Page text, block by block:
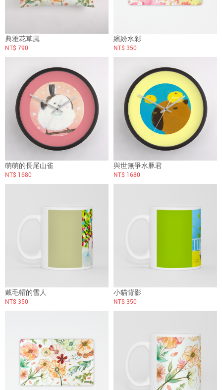
典雅花草風
NT$ 790
繽紛水彩
NT$ 350
萌萌的長尾山雀
NT$ 1680
與世無爭水豚君
NT$ 1680
戴毛帽的雪人
NT$ 350
小貓背影
NT$ 350